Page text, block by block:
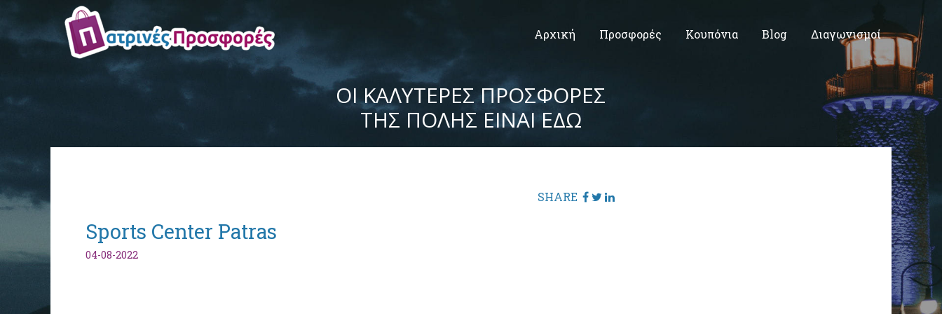
Αρχική Προσφορές Κουπόνια Blog Διαγωνισμοί
ΟΙ ΚΑΛΥΤΕΡΕΣ ΠΡΟΣΦΟΡΕΣ
ΤΗΣ ΠΟΛΗΣ ΕΙΝΑΙ ΕΔΩ
SHARE
Sports Center Patras
04-08-2022